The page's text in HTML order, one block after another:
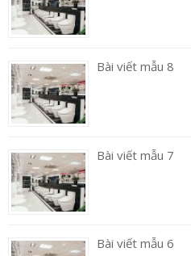
Bài viết mẫu 8
Bài viết mẫu 7
Bài viết mẫu 6